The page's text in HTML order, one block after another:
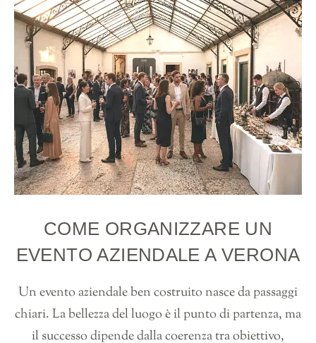
COME ORGANIZZARE UN
EVENTO AZIENDALE A VERONA
Un evento aziendale ben costruito nasce da passaggi
chiari. La bellezza del luogo è il punto di partenza, ma
il successo dipende dalla coerenza tra obiettivo,